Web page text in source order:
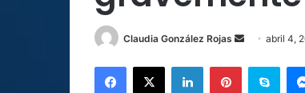
Claudia González Rojas
Send
email
abril 4,
Facebook
X LinkedInPinterest